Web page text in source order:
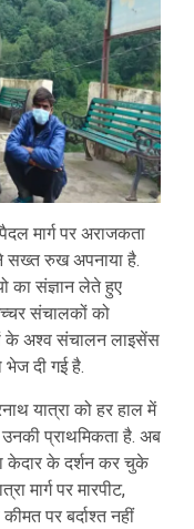
मार्ग पर अराजकता
सख्त रुख अपनाया है.
का संज्ञान लेते हुए
संचालकों को
के अश्व संचालन लाइसेंस
भेज दी गई है.
यात्रा को हर हाल में
प्राथमिकता है. अब
केदार के दर्शन कर चुके
मार्ग पर मारपीट,
पर बर्दाश्त नहीं